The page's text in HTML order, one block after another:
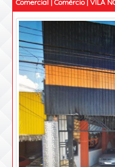
Comercial | Comércio | VILA